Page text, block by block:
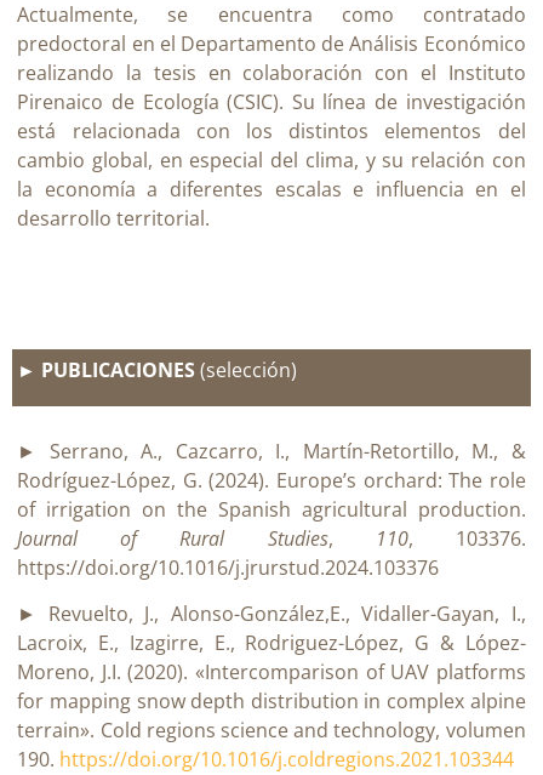
Actualmente, se encuentra como contratado
predoctoral en el Departamento de Análisis Económico
realizando la tesis en colaboración con el Instituto
Pirenaico de Ecología (CSIC). Su línea de investigación
está relacionada con los distintos elementos del
cambio global, en especial del clima, y su relación con
la economía a diferentes escalas e influencia en el
desarrollo territorial.
► PUBLICACIONES(selección)
► Serrano, A., Cazcarro, I., Martín-Retortillo, M., &
Rodríguez-López, G. (2024). Europe’s orchard: The role
of irrigation on the Spanish agricultural production.
Journal of Rural Studies, 110, 103376.
https://doi.org/10.1016/j.jrurstud.2024.103376
► Revuelto, J., Alonso-González,E., Vidaller-Gayan, I.,
Lacroix, E., Izagirre, E., Rodriguez-López, G & López-
Moreno, J.I. (2020). «Intercomparison of UAV platforms
for mapping snow depth distribution in complex alpine
terrain». Cold regions science and technology, volumen
190. https://doi.org/10.1016/j.coldregions.2021.103344